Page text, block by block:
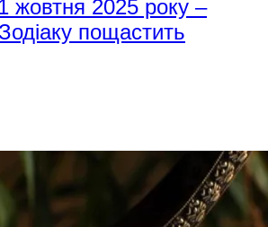
жовтня 2025 року –
пощастить